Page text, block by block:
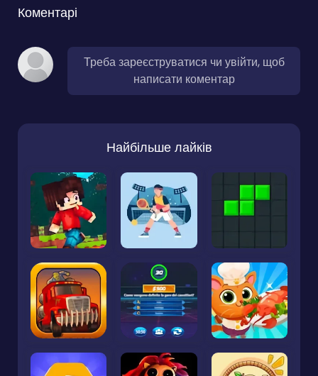
Коментарі
Треба зареєструватися чи увійти, щоб
написати коментар
Найбільше лайків